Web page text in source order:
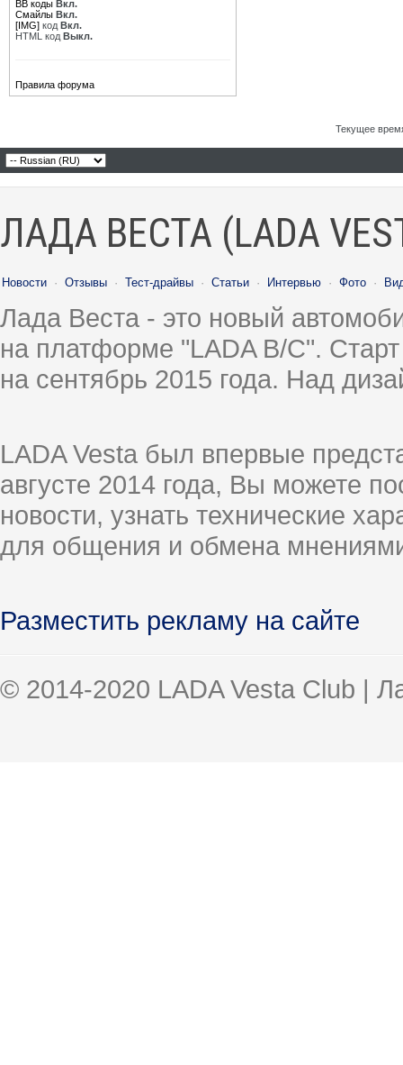
BB коды Вкл.
Смайлы Вкл.
[IMG] код Вкл.
HTML код Выкл.
Правила форума
Текущее
ЛАДА ВЕСТА (LADA
Новости · Отзывы · Тест-драйвы · Статьи · Интервью · Фото ·
Лада Веста - это новый
на платформе "LADA B/C".
на сентябрь 2015 года. Над
LADA Vesta был впервые
августе 2014 года, Вы можете
новости, узнать технические
для общения и обмена
Разместить рекламу на сайте
© 2014-2020 LADA Vesta Club |